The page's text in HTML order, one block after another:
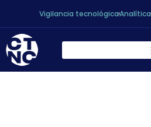
Vigilancia tecnológicaAnalítica